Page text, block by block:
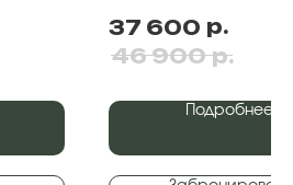
37 600 р.
46 900 р.
Подробнее